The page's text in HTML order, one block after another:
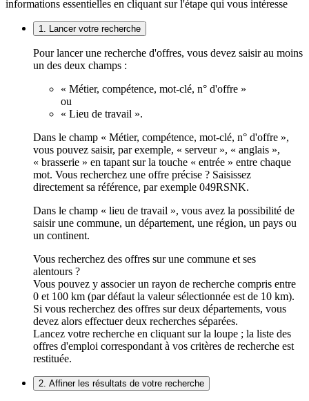
informations essentielles en cliquant sur l'étape qui vous intéresse
1. Lancer votre recherche
Pour lancer une recherche d'offres, vous devez saisir au moins
un des deux champs :
« Métier, compétence, mot-clé, n° d'offre »
ou
« Lieu de travail ».
Dans le champ « Métier, compétence, mot-clé, n° d'offre »,
vous pouvez saisir, par exemple, « serveur », « anglais »,
« brasserie » en tapant sur la touche « entrée » entre chaque
mot. Vous recherchez une offre précise ? Saisissez
directement sa référence, par exemple 049RSNK.
Dans le champ « lieu de travail », vous avez la possibilité de
saisir une commune, un département, une région, un pays ou
un continent.
Vous recherchez des offres sur une commune et ses
alentours ?
Vous pouvez y associer un rayon de recherche compris entre
0 et 100 km (par défaut la valeur sélectionnée est de 10 km).
Si vous recherchez des offres sur deux départements, vous
devez alors effectuer deux recherches séparées.
Lancez votre recherche en cliquant sur la loupe ; la liste des
offres d'emploi correspondant à vos critères de recherche est
restituée.
2. Affiner les résultats de votre recherche